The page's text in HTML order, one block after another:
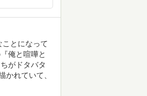
とになって
俺と喧嘩と
がドタバタ
かれていて、